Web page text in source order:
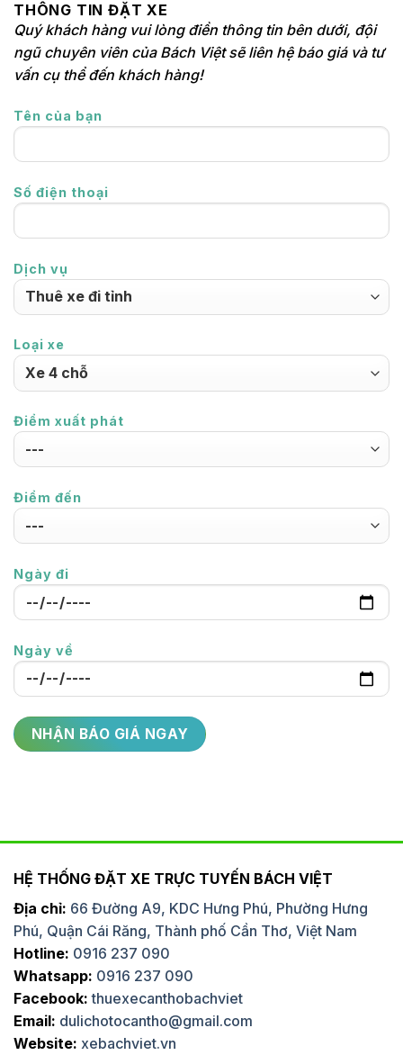
THÔNG TIN ĐẶT XE
Quý khách hàng vui lòng điền thông tin bên dưới, đội
ngũ chuyên viên của Bách Việt sẽ liên hệ báo giá và tư
vấn cụ thể đến khách hàng!
Tên của bạn
Số điện thoại
Dịch vụ
Loại xe
Điểm xuất phát
Điểm đến
Ngày đi
Ngày về
HỆ THỐNG ĐẶT XE TRỰC TUYẾN BÁCH VIỆT
Địa chỉ: 66 Đường A9, KDC Hưng Phú, Phường Hưng
Phú, Quận Cái Răng, Thành phố Cần Thơ, Việt Nam
Hotline: 0916 237 090
Whatsapp: 0916 237 090
Facebook: thuexecanthobachviet
Email: dulichotocantho@gmail.com
Website: xebachviet.vn